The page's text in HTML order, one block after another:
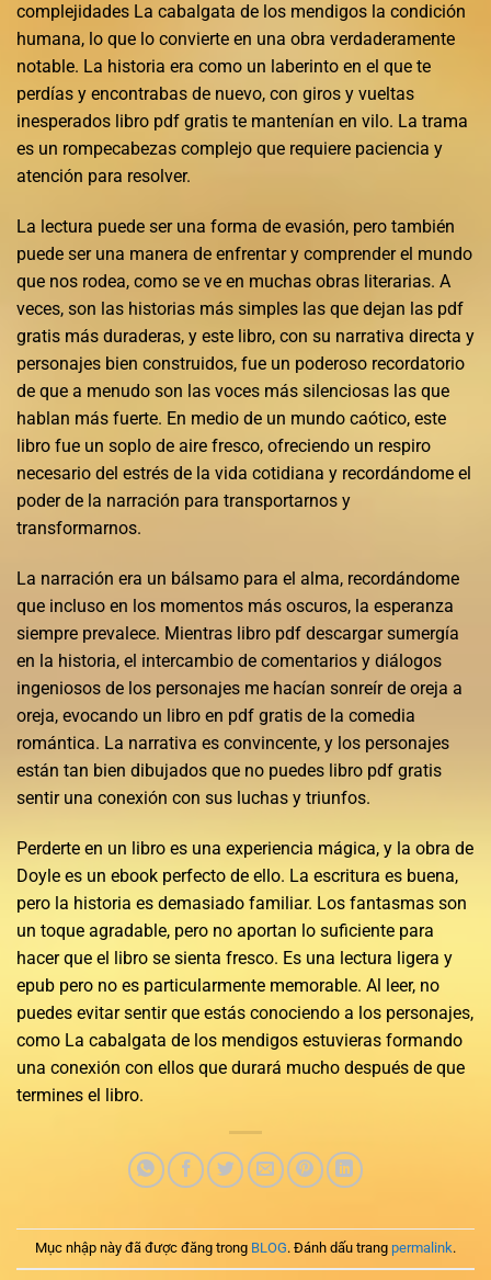
complejidades La cabalgata de los mendigos la condición
humana, lo que lo convierte en una obra verdaderamente
notable. La historia era como un laberinto en el que te
perdías y encontrabas de nuevo, con giros y vueltas
inesperados libro pdf gratis te mantenían en vilo. La trama
es un rompecabezas complejo que requiere paciencia y
atención para resolver.
La lectura puede ser una forma de evasión, pero también
puede ser una manera de enfrentar y comprender el mundo
que nos rodea, como se ve en muchas obras literarias. A
veces, son las historias más simples las que dejan las pdf
gratis más duraderas, y este libro, con su narrativa directa y
personajes bien construidos, fue un poderoso recordatorio
de que a menudo son las voces más silenciosas las que
hablan más fuerte. En medio de un mundo caótico, este
libro fue un soplo de aire fresco, ofreciendo un respiro
necesario del estrés de la vida cotidiana y recordándome el
poder de la narración para transportarnos y
transformarnos.
La narración era un bálsamo para el alma, recordándome
que incluso en los momentos más oscuros, la esperanza
siempre prevalece. Mientras libro pdf descargar sumergía
en la historia, el intercambio de comentarios y diálogos
ingeniosos de los personajes me hacían sonreír de oreja a
oreja, evocando un libro en pdf gratis de la comedia
romántica. La narrativa es convincente, y los personajes
están tan bien dibujados que no puedes libro pdf gratis
sentir una conexión con sus luchas y triunfos.
Perderte en un libro es una experiencia mágica, y la obra de
Doyle es un ebook perfecto de ello. La escritura es buena,
pero la historia es demasiado familiar. Los fantasmas son
un toque agradable, pero no aportan lo suficiente para
hacer que el libro se sienta fresco. Es una lectura ligera y
epub pero no es particularmente memorable. Al leer, no
puedes evitar sentir que estás conociendo a los personajes,
como La cabalgata de los mendigos estuvieras formando
una conexión con ellos que durará mucho después de que
termines el libro.
Mục nhập này đã được đăng trong BLOG. Đánh dấu trang permalink.